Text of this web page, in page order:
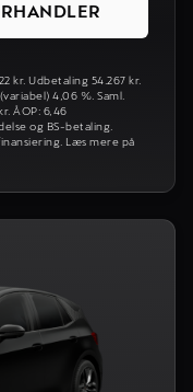
kr. Udbetaling 54.267 kr.
4,06 %. Saml.
ÅOP: 6,46
og BS-betaling.
Læs mere på